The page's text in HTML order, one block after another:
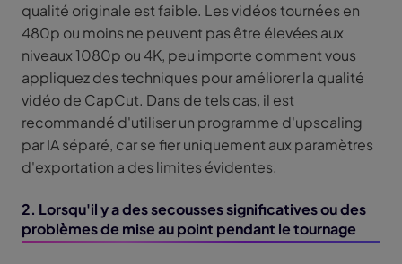
qualité originale est faible. Les vidéos tournées en
480p ou moins ne peuvent pas être élevées aux
niveaux 1080p ou 4K, peu importe comment vous
appliquez des techniques pour améliorer la qualité
vidéo de CapCut. Dans de tels cas, il est
recommandé d'utiliser un programme d'upscaling
par IA séparé, car se fier uniquement aux paramètres
d'exportation a des limites évidentes.
2. Lorsqu'il y a des secousses significatives ou des
problèmes de mise au point pendant le tournage